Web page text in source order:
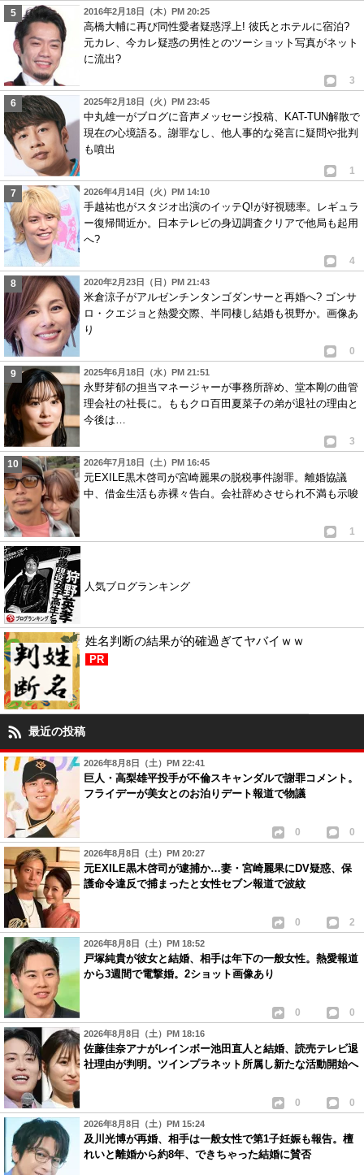
2016年2月18日（木）PM 20:25
高橋大輔に再び同性愛者疑惑浮上! 彼氏とホテルに宿泊?
元カレ、今カレ疑惑の男性とのツーショット写真がネット
に流出?
3
2025年2月18日（火）PM 23:45
中丸雄一がブログに音声メッセージ投稿、KAT-TUN解散で
現在の心境語る。謝罪なし、他人事的な発言に疑問や批判
も噴出
1
2026年4月14日（火）PM 14:10
手越祐也がスタジオ出演のイッテQ!が好視聴率。レギュラ
ー復帰間近か。日本テレビの身辺調査クリアで他局も起用
へ?
4
2020年2月23日（日）PM 21:43
米倉涼子がアルゼンチンタンゴダンサーと再婚へ? ゴンサ
ロ・クエジョと熱愛交際、半同棲し結婚も視野か。画像あ
り
0
2025年6月18日（水）PM 21:51
永野芽郁の担当マネージャーが事務所辞め、堂本剛の曲管
理会社の社長に。ももクロ百田夏菜子の弟が退社の理由と
今後は…
3
2026年7月18日（土）PM 16:45
元EXILE黒木啓司が宮崎麗果の脱税事件謝罪。離婚協議
中、借金生活も赤裸々告白。会社辞めさせられ不満も示唆
1
人気ブログランキング
姓名判断の結果が的確過ぎてヤバイｗｗ
PR
最近の投稿
2026年8月8日（土）PM 22:41
巨人・高梨雄平投手が不倫スキャンダルで謝罪コメント。
フライデーが美女とのお泊りデート報道で物議
0 0
2026年8月8日（土）PM 20:27
元EXILE黒木啓司が逮捕か…妻・宮崎麗果にDV疑惑、保
護命令違反で捕まったと女性セブン報道で波紋
0 2
2026年8月8日（土）PM 18:52
戸塚純貴が彼女と結婚、相手は年下の一般女性。熱愛報道
から3週間で電撃婚。2ショット画像あり
0 0
2026年8月8日（土）PM 18:16
佐藤佳奈アナがレインボー池田直人と結婚、読売テレビ退
社理由が判明。ツインプラネット所属し新たな活動開始へ
0 0
2026年8月8日（土）PM 15:24
及川光博が再婚、相手は一般女性で第1子妊娠も報告。檀
れいと離婚から約8年、できちゃった結婚に賛否